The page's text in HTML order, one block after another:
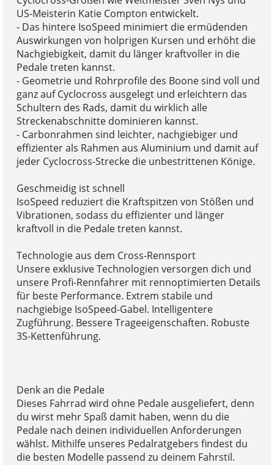
US-Meisterin Katie Compton entwickelt.
- Das hintere IsoSpeed minimiert die ermüdenden
Auswirkungen von holprigen Kursen und erhöht die
Nachgiebigkeit, damit du länger kraftvoller in die
Pedale treten kannst.
- Geometrie und Rohrprofile des Boone sind voll und
ganz auf Cyclocross ausgelegt und erleichtern das
Schultern des Rads, damit du wirklich alle
Streckenabschnitte dominieren kannst.
- Carbonrahmen sind leichter, nachgiebiger und
effizienter als Rahmen aus Aluminium und damit auf
jeder Cyclocross-Strecke die unbestrittenen Könige.
Geschmeidig ist schnell
IsoSpeed reduziert die Kraftspitzen von Stößen und
Vibrationen, sodass du effizienter und länger
kraftvoll in die Pedale treten kannst.
Technologie aus dem Cross-Rennsport
Unsere exklusive Technologien versorgen dich und
unsere Profi-Rennfahrer mit rennoptimierten Details
für beste Performance. Extrem stabile und
nachgiebige IsoSpeed-Gabel. Intelligentere
Zugführung. Bessere Trageeigenschaften. Robuste
3S-Kettenführung.
Denk an die Pedale
Dieses Fahrrad wird ohne Pedale ausgeliefert, denn
du wirst mehr Spaß damit haben, wenn du die
Pedale nach deinen individuellen Anforderungen
wählst. Mithilfe unseres Pedalratgebers findest du
die besten Modelle passend zu deinem Fahrstil.